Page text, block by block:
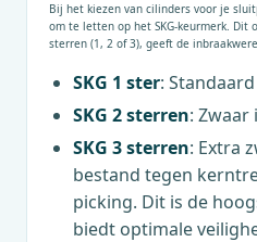
Bij het kiezen van cilinders voor je
om te letten op het SKG-keurmerk. Dit
sterren (1, 2 of 3), geeft de
SKG 1 ster:
SKG 2 sterren:
SKG 3 sterren: Extra
bestand tegen
picking. Dit is de
biedt optimale